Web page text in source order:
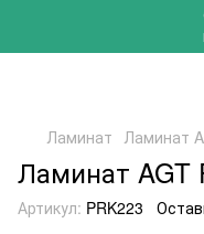
Ламинат Ламинат
Ламинат AGT
Артикул: PRK223